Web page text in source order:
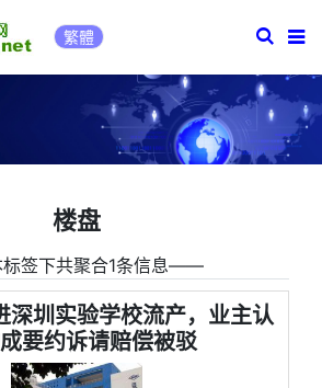
繁體
楼盘
签下共聚合1条信息――
深圳实验学校流产，业主认
要约诉请赔偿被驳